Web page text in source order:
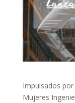
Impulsados
Mujeres